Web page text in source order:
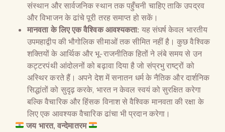
संस्थान और सार्वजनिक स्थान तक पहुँचनी चाहिए ताकि उपद्रव
और विभाजन के ढांचे पूरी तरह समाप्त हो सकें।
मानवता के लिए एक वैश्विक आवश्यकता: यह संघर्ष केवल भारतीय
उपमहाद्वीप की भौगोलिक सीमाओं तक सीमित नहीं है। कुछ वैश्विक
शक्तियों के आर्थिक और भू-राजनीतिक हितों ने लंबे समय से उन
कट्टरपंथी आंदोलनों को बढ़ावा दिया है जो संप्रभु राष्ट्रों को
अस्थिर करते हैं। अपने देश में सनातन धर्म के नैतिक और दार्शनिक
सिद्धांतों को सुदृढ़ करके, भारत न केवल स्वयं को सुरक्षित करेगा
बल्कि वैचारिक और हिंसक विनाश से वैश्विक मानवता की रक्षा के
लिए एक आवश्यक वैचारिक ढांचा भी प्रदान करेगा।
जय भारत, वन्देमातरम